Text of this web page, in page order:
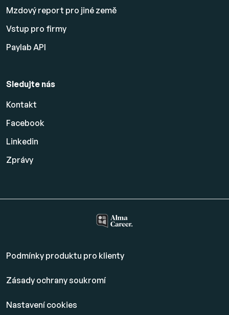
Mzdový report pro jiné země
Vstup pro firmy
Paylab API
Sledujte nás
Kontakt
Facebook
Linkedin
Zprávy
Podmínky produktu pro klienty
Zásady ochrany soukromí
Nastavení cookies